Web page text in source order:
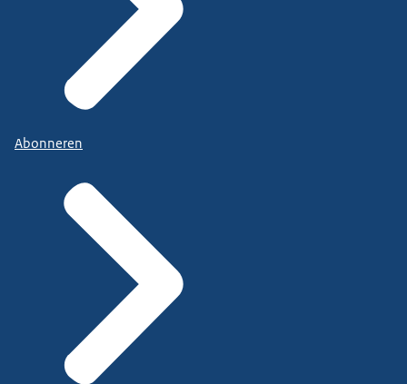
Abonneren